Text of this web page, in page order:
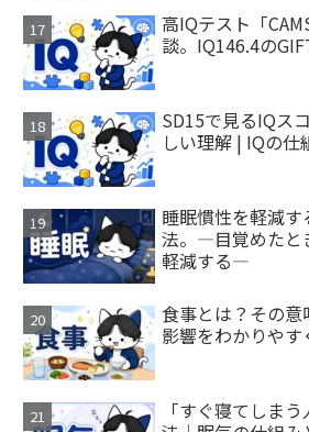
高IQテスト「
談。IQ146.4の
SD15で見るIQス
しい理解 | IQの仕
睡眠慣性を軽減
法。―目覚めたと
軽減する―
食事とは？その
影響をわかりやす
「すぐ寝てしま